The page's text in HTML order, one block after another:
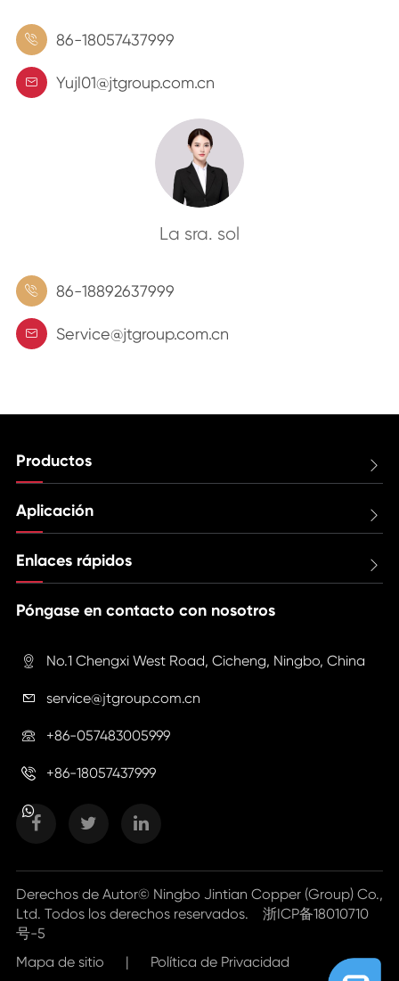
 86-18057437999
 Yujl01@jtgroup.com.cn
La sra. sol
 86-18892637999
 Service@jtgroup.com.cn
Productos 
Aplicación 
Enlaces rápidos 
Póngase en contacto con nosotros
 No.1 Chengxi West Road, Cicheng, Ningbo, China
 service@jtgroup.com.cn
 +86-057483005999
 +86-18057437999
Derechos de Autor© Ningbo Jintian Copper (Group) Co.,
Ltd. Todos los derechos reservados. 浙ICP备18010710
号-5
Mapa de sitio
| Política de Privacidad